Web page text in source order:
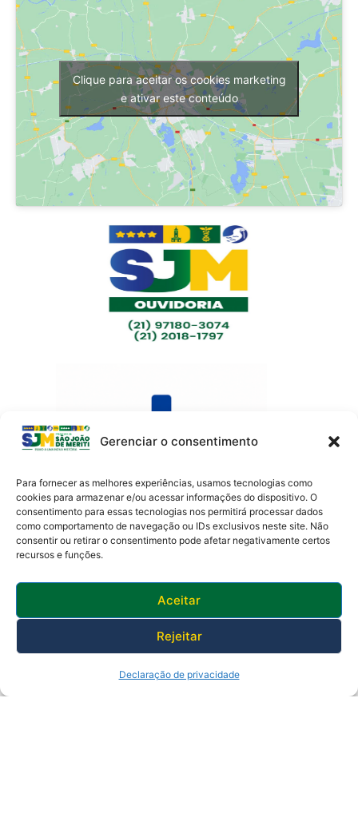
Gerenciar o consentimento
Para fornecer as melhores experiências, usamos tecnologias como
cookies para armazenar e/ou acessar informações do dispositivo. O
consentimento para essas tecnologias nos permitirá processar dados
como comportamento de navegação ou IDs exclusivos neste site. Não
consentir ou retirar o consentimento pode afetar negativamente certos
recursos e funções.
Aceitar
Rejeitar
Declaração de privacidade
Clique para aceitar os cookies marketing
e ativar este conteúdo
Av. Presidente Lincoln, 899 – Jardim Meriti
São João de Meriti – RJ CEP
25555-201
Horário de funcionamento: 8:30h às 17:30h